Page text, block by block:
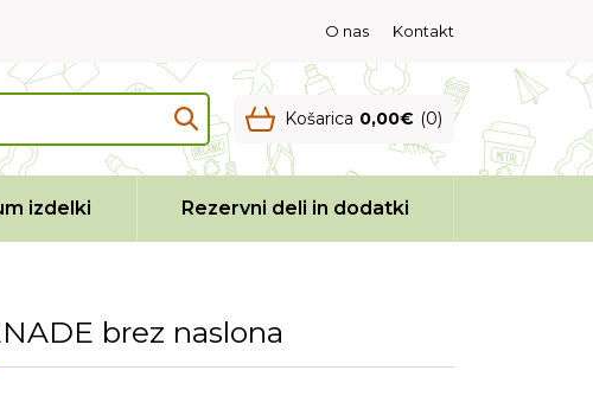
O nas Kontakt
Košarica 0,00€ (0)
izdelki Rezervni deli in dodatki
brez naslona